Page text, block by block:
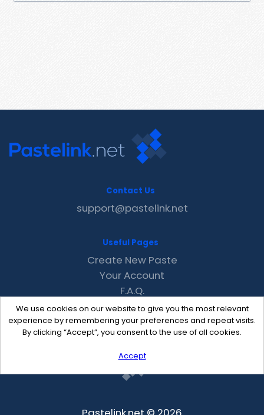
We use cookies on our website to give you the most relevant
experience by remembering your preferences and repeat visits.
By clicking “Accept”, you consent to the use of all cookies.
Accept
Contact Us
support@pastelink.net
Useful Pages
Create New Paste
Your Account
F.A.Q.
Recent
Contact